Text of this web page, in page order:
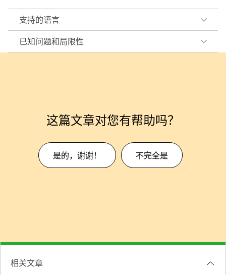
支持的语言
已知问题和局限性
这篇文章对您有帮助吗？
是的，谢谢！ 不完全是
相关文章